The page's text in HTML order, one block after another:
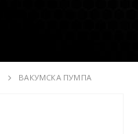
ВАКУМСКА ПУМПА